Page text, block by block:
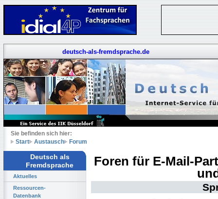
deutsch-als-fremdsprache.de
Sie befinden sich hier:
Start
Austausch Forum
Deutsch als
Fremdsprache
Aktuelles
Ressourcen-
Datenbank
Foren für E-Mail-